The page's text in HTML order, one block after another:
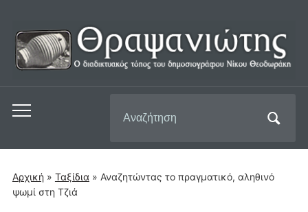
Εναλλαγή
μενού
για
κινητά
για:
Αρχική » Ταξίδια » Αναζητώντας το πραγματικό, αληθινό
ψωμί στη Τζιά